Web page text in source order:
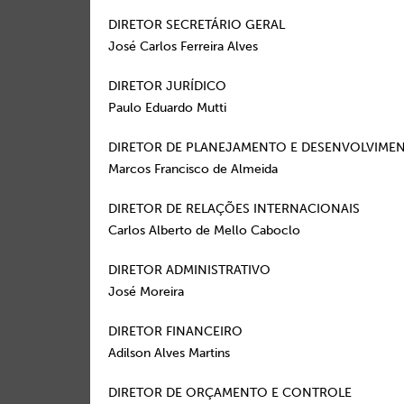
DIRETOR SECRETÁRIO GERAL
José Carlos Ferreira Alves
DIRETOR JURÍDICO
Paulo Eduardo Mutti
DIRETOR DE PLANEJAMENTO E
Marcos Francisco de Almeida
DIRETOR DE RELAÇÕES INTERNACIONAIS
Carlos Alberto de Mello Caboclo
DIRETOR ADMINISTRATIVO
José Moreira
DIRETOR FINANCEIRO
Adilson Alves Martins
DIRETOR DE ORÇAMENTO E CONTROLE